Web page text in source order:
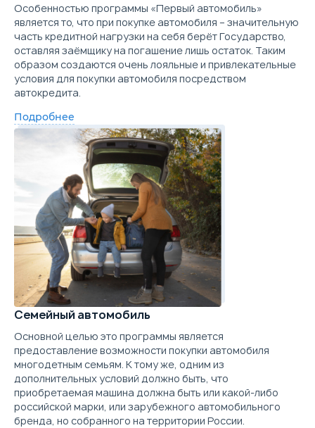
Особенностью программы «Первый автомобиль»
является то, что при покупке автомобиля – значительную
часть кредитной нагрузки на себя берёт Государство,
оставляя заёмщику на погашение лишь остаток. Таким
образом создаются очень лояльные и привлекательные
условия для покупки автомобиля посредством
автокредита.
Подробнее
Семейный автомобиль
Основной целью это программы является
предоставление возможности покупки автомобиля
многодетным семьям. К тому же, одним из
дополнительных условий должно быть, что
приобретаемая машина должна быть или какой-либо
российской марки, или зарубежного автомобильного
бренда, но собранного на территории России.